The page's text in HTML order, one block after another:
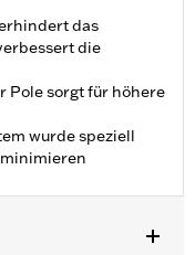
das
die
Pole sorgt für höhere
wurde speziell